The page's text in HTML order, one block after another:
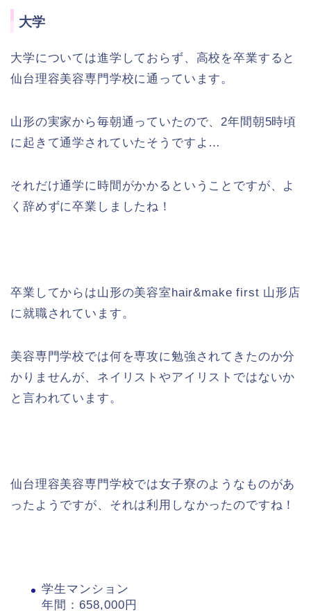
大学
大学については進学しておらず、高校を卒業すると
仙台理容美容専門学校に通っています。
山形の実家から毎朝通っていたので、2年間朝5時頃
に起きて通学されていたそうですよ…
それだけ通学に時間がかかるということですが、よ
く辞めずに卒業しましたね！
卒業してからは山形の美容室hair&make first 山形店
に就職されています。
美容専門学校では何を専攻に勉強されてきたのか分
かりませんが、ネイリストやアイリストではないか
と言われています。
仙台理容美容専門学校では女子寮のようなものがあ
ったようですが、それは利用しなかったのですね！
学生マンション
年間：658,000円